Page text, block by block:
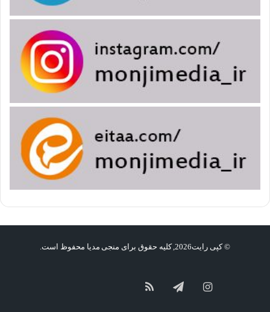
© کپی رایت2026, کلیه حقوق برای منجی مدیا محفوظ است.
اینستاگرامتلگرامخوراک